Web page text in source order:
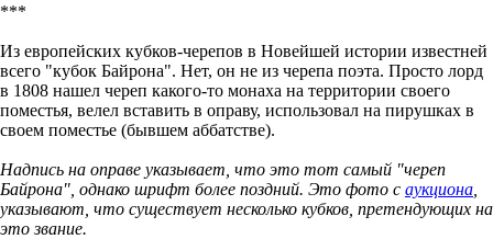
***
Из европейских кубков-черепов в Новейшей истории известней
всего "кубок Байрона". Нет, он не из черепа поэта. Просто лорд
в 1808 нашел череп какого-то монаха на территории своего
поместья, велел вставить в оправу, использовал на пирушках в
своем поместье (бывшем аббатстве).
Надпись на оправе указывает, что это тот самый "череп
Байрона", однако шрифт более поздний. Это фото с аукциона
указывают, что существует несколько кубков, претендующих на
это звание.